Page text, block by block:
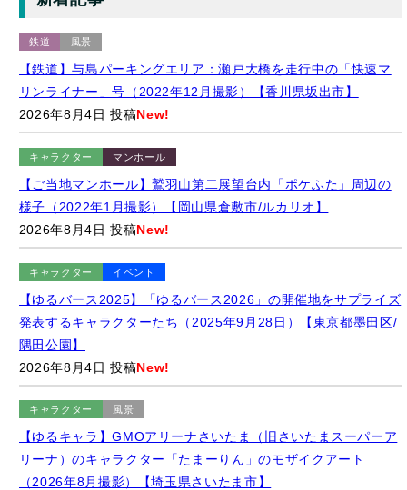
2026年8月4日 投稿
キャラクター マンホール
【ご当地マンホール】鷲羽山第二展望台内「ポケふた」周辺の
様子（2022年1月撮影）【岡山県倉敷市/ルカリオ】
2026年8月4日 投稿New!
キャラクター イベント
【ゆるバース2025】「ゆるバース2026」の開催地をサプライズ
発表するキャラクターたち（2025年9月28日）【東京都墨田区/
隅田公園】
キャラクター 風景
【ゆるキャラ】GMOアリーナさいたま（旧さいたまスーパーア
（2026年8月撮影）【埼玉県さいたま市】
キャラクター グルメ